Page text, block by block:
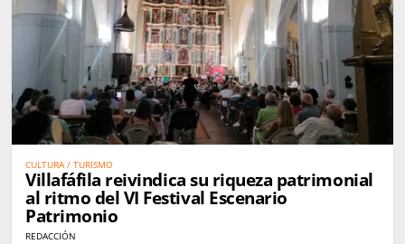
CULTURA / TURISMO
Villafáfila reivindica su riqueza patrimonial
al ritmo del VI Festival Escenario
Patrimonio
REDACCIÓN